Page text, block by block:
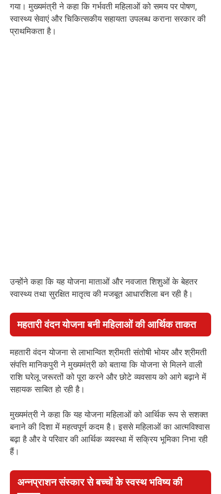
गया। मुख्यमंत्री ने कहा कि गर्भवती महिलाओं को समय पर पोषण,
स्वास्थ्य सेवाएं और चिकित्सकीय सहायता उपलब्ध कराना सरकार की
प्राथमिकता है।
उन्होंने कहा कि यह योजना माताओं और नवजात शिशुओं के बेहतर
स्वास्थ्य तथा सुरक्षित मातृत्व की मजबूत आधारशिला बन रही है।
महतारी वंदन योजना बनी महिलाओं की आर्थिक ताकत
महतारी वंदन योजना से लाभान्वित श्रीमती संतोषी भोयर और श्रीमती
संपत्ति मानिकपुरी ने मुख्यमंत्री को बताया कि योजना से मिलने वाली
राशि घरेलू जरूरतों को पूरा करने और छोटे व्यवसाय को आगे बढ़ाने में
सहायक साबित हो रही है।
मुख्यमंत्री ने कहा कि यह योजना महिलाओं को आर्थिक रूप से सशक्त
बनाने की दिशा में महत्वपूर्ण कदम है। इससे महिलाओं का आत्मविश्वास
बढ़ा है और वे परिवार की आर्थिक व्यवस्था में सक्रिय भूमिका निभा रही
हैं।
अन्नप्राशन संस्कार से बच्चों के स्वस्थ भविष्य की